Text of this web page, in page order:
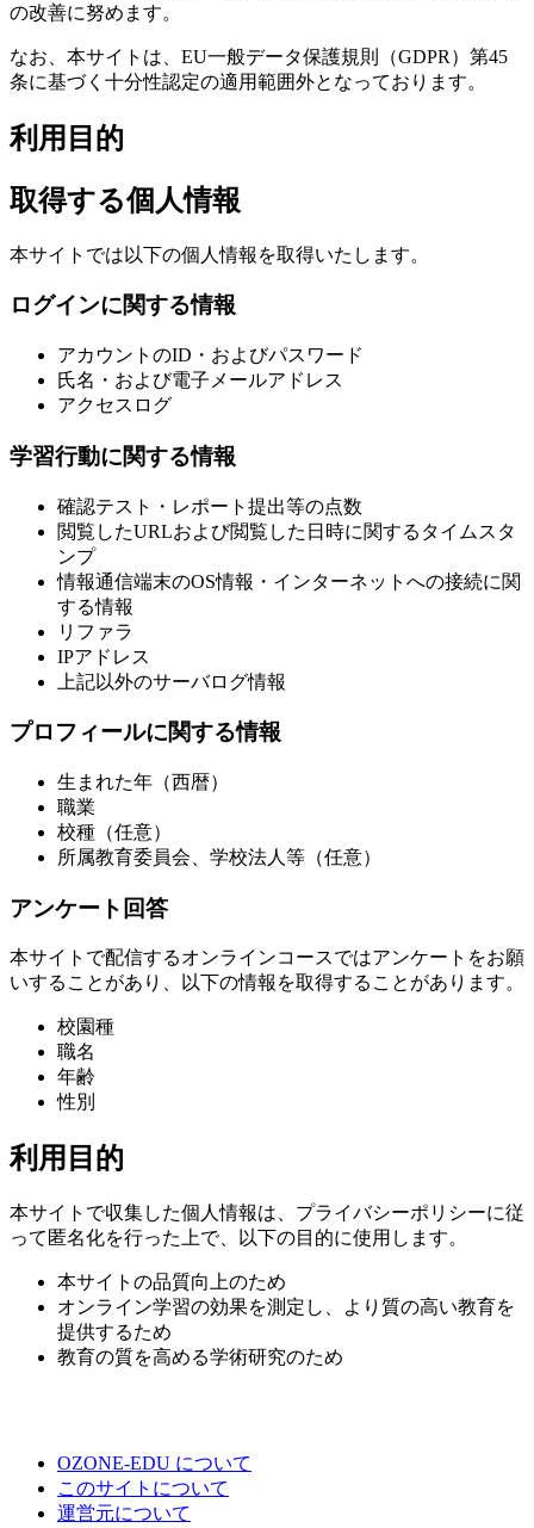
の改善に努めます。
なお、本サイトは、EU一般データ保護規則（GDPR）第45
条に基づく十分性認定の適用範囲外となっております。
利用目的
取得する個人情報
本サイトでは以下の個人情報を取得いたします。
ログインに関する情報
アカウントのID・およびパスワード
氏名・および電子メールアドレス
アクセスログ
学習行動に関する情報
確認テスト・レポート提出等の点数
閲覧したURLおよび閲覧した日時に関するタイムスタ
ンプ
情報通信端末のOS情報・インターネットへの接続に関
する情報
リファラ
IPアドレス
上記以外のサーバログ情報
プロフィールに関する情報
生まれた年（西暦）
職業
校種（任意）
所属教育委員会、学校法人等（任意）
アンケート回答
本サイトで配信するオンラインコースではアンケートをお願
いすることがあり、以下の情報を取得することがあります。
校園種
職名
年齢
性別
利用目的
本サイトで収集した個人情報は、プライバシーポリシーに従
って匿名化を行った上で、以下の目的に使用します。
本サイトの品質向上のため
オンライン学習の効果を測定し、より質の高い教育を
提供するため
教育の質を高める学術研究のため
OZONE-EDU について
このサイトについて
運営元について